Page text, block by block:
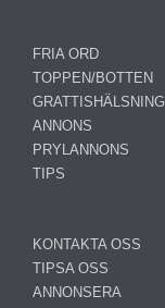
FRIA ORD
TOPPEN/BOTTEN
GRATTISHÄLSNING
ANNONS
PRYLANNONS
TIPS
KONTAKTA OSS
TIPSA OSS
ANNONSERA